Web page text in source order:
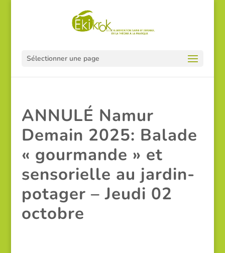
Sélectionner une page
ANNULÉ Namur
Demain 2025: Balade
« gourmande » et
sensorielle au jardin-
potager – Jeudi 02
octobre